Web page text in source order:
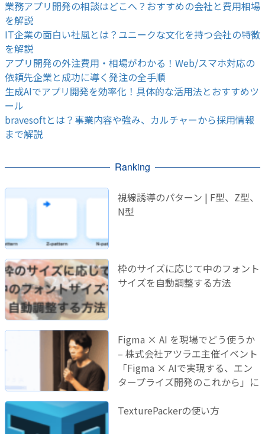
業務アプリ開発の相談はどこへ？おすすめの会社と費用相場
を解説
IT企業の面白い社風とは？ユニークな文化を持つ会社の特徴
を解説
アプリ開発の外注費用・相場がわかる！Web/スマホ対応の
依頼先企業と成功に導く発注の全手順
生成AIでアプリ開発を効率化！具体的な活用法とおすすめツ
ール
bravesoftとは？事業内容や強み、カルチャーから採用情報
まで解説
Ranking
視線誘導のパターン | F型、Z型、
N型
枠のサイズに応じて中のフォント
サイズを自動調整する方法
Figma × AI を現場でどう使うか
– 株式会社アツラエ主催イベント
「Figma × AIで実現する、エン
タープライズ開発のこれから」に
TexturePackerの使い方